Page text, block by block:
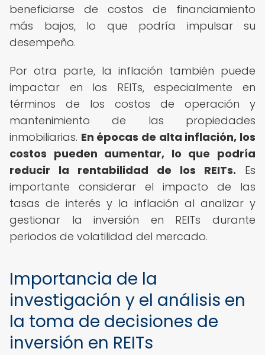
beneficiarse de costos de financiamiento
más bajos, lo que podría impulsar su
desempeño.
Por otra parte, la inflación también puede
impactar en los REITs, especialmente en
términos de los costos de operación y
mantenimiento de las propiedades
inmobiliarias. En épocas de alta inflación, los
costos pueden aumentar, lo que podría
reducir la rentabilidad de los REITs. Es
importante considerar el impacto de las
tasas de interés y la inflación al analizar y
gestionar la inversión en REITs durante
periodos de volatilidad del mercado.
Importancia de la
investigación y el análisis en
la toma de decisiones de
inversión en REITs